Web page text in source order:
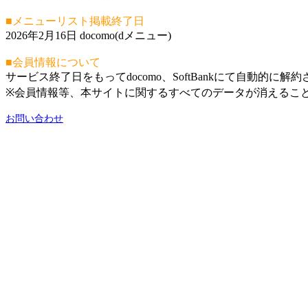
■メニューリスト掲載終了日
2026年2月16日 docomo(dメニュー)
■会員情報について
サービス終了日をもってdocomo、SoftBankにて自動的に解約
※会員情報等、本サイトに関するすべてのデータが消えるこ
お問い合わせ